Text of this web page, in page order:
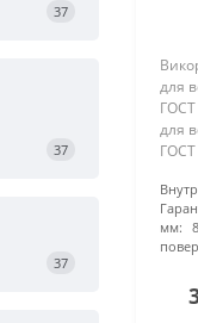
37
37
37
для
для
ГОСТ
мм:
8